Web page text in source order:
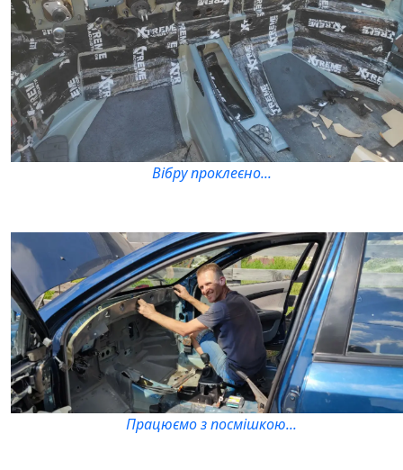
Вібру проклеєно...
Працюємо з посмішкою...